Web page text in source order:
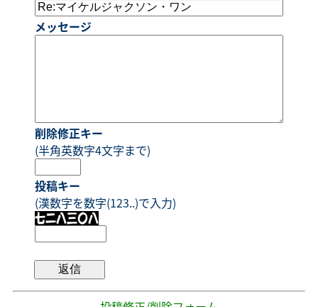
メッセージ
削除修正キー
(半角英数字4文字まで)
投稿キー
(漢数字を数字(123..)で入力)